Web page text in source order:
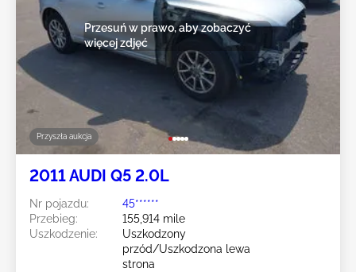
Przyszła aukcja
Przesuń w prawo, aby zobaczyć
więcej zdjęć
2011 AUDI Q5 2.0L
Nr pojazdu:
45******
Przebieg:
155,914 mile
Uszkodzenie:
Uszkodzony
przód/Uszkodzona lewa
strona